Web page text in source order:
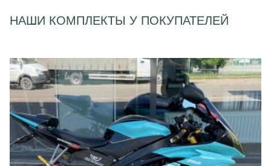
НАШИ КОМПЛЕКТЫ У ПОКУПАТЕЛЕЙ